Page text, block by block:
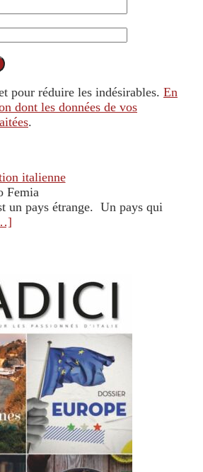
pour réduire les indésirables. En
dont les données de vos
.
italienne
Femia
un pays étrange. Un pays qui